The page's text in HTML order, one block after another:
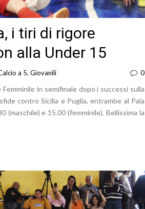
i tiri di rigore
alla Under 15
a 5, Giovanili 0
in semifinale dopo i successi sulla
contro Sicilia e Puglia, entrambe al Pala
(maschile) e 15.00 (femminile). Bellissima la